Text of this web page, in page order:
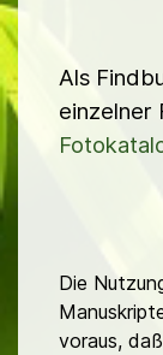
Als
einzelner
Die
voraus,